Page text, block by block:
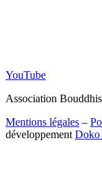
YouTube
Association
Mentions légales –
développement Doko